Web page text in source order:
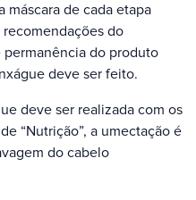
máscara de cada etapa
do
do produto
deve ser feito.
deve ser realizada com os
“Nutrição”, a umectação é
do cabelo